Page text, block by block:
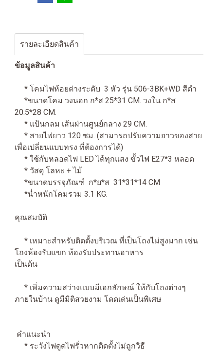
รายละเอียดสินค้า
ข้อมูลสินค้า
* โคมไฟห้อยต่างระดับ 3 หัว รุ่น 506-3BK+WD สีดำ
*ขนาดโคม วงนอก ก*ส 25*31 CM. วงใน ก*ส
20.5*28 CM.
* แป้นกลม เส้นผ่านศูนย์กลาง 29 CM.
* สายไฟยาว 120 ซม. (สามารถปรับความยาวของสาย
เพื่อเปลี่ยนแบบทรง ที่ต้องการได้)
* ใช้กับหลอดไฟ LED ได้ทุกแสง ขั้วไฟ E27*3 หลอด
* วัสดุ โลหะ + ไม้
*ขนาดบรรจุภัณฑ์ ก*ย*ส 31*31*14 CM
*น่ำหนักโคมรวม 3.1 KG.
คุณสมบัติ
* เหมาะสำหรับติดตั้งบริเวณ ที่เป็นโถงไม่สูงมาก เช่น
โถงห้องรับแขก ห้องรับประทานอาหาร
เป็นต้น
* เพิ่มความสว่างแบบมีเอกลักษณ์ ให้กับโถงต่างๆ
ภายในบ้าน ดูมีมิติสวยงาม โดดเด่นเป็นพิเศษ
คำแนะนำ
* ระวังไฟดูดไฟรั่วหากติดตั้งไม่ถูกวิธี